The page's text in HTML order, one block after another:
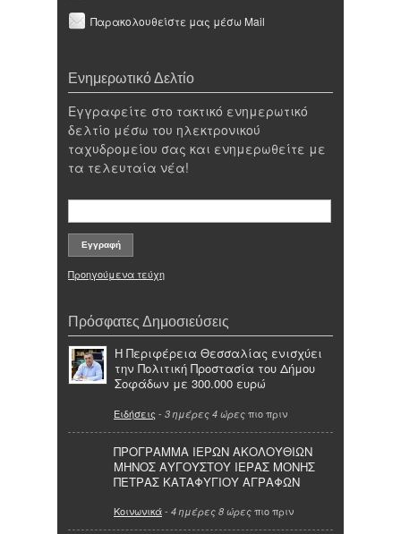
Παρακολουθείστε μας μέσω Mail
Ενημερωτικό Δελτίο
Εγγραφείτε στο τακτικό ενημερωτικό
δελτίο μέσω του ηλεκτρονικού
ταχυδρομείου σας και ενημερωθείτε με
τα τελευταία νέα!
Προηγούμενα τεύχη
Πρόσφατες Δημοσιεύσεις
Η Περιφέρεια Θεσσαλίας ενισχύει
την Πολιτική Προστασία του Δήμου
Σοφάδων με 300.000 ευρώ
Ειδήσεις - 3 ημέρες 4 ώρες πιο πριν
ΠΡΟΓΡΑΜΜΑ ΙΕΡΩΝ ΑΚΟΛΟΥΘΙΩΝ
ΜΗΝΟΣ ΑΥΓΟΥΣΤΟΥ ΙΕΡΑΣ ΜΟΝΗΣ
ΠΕΤΡΑΣ ΚΑΤΑΦΥΓΙΟΥ ΑΓΡΑΦΩΝ
Κοινωνικά- 4 ημέρες 8 ώρες πιο πριν